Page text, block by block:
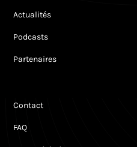
Actualités
Podcasts
Partenaires
Contact
FAQ